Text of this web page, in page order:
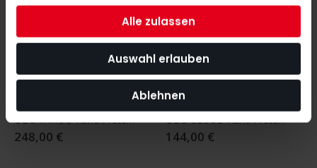
Alle zulassen
Auswahl erlauben
Ablehnen
OBO YAHOO Hand Protector - Pair+ Peron Blue
248,00 €
OBO CLOUD Hand Protector - Left Black
144,00 €